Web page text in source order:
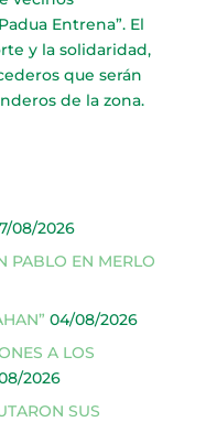
Entrena”. El
y la solidaridad,
que serán
de la zona.
08/2026
PABLO EN MERLO
04/08/2026
A LOS
2026
SUS